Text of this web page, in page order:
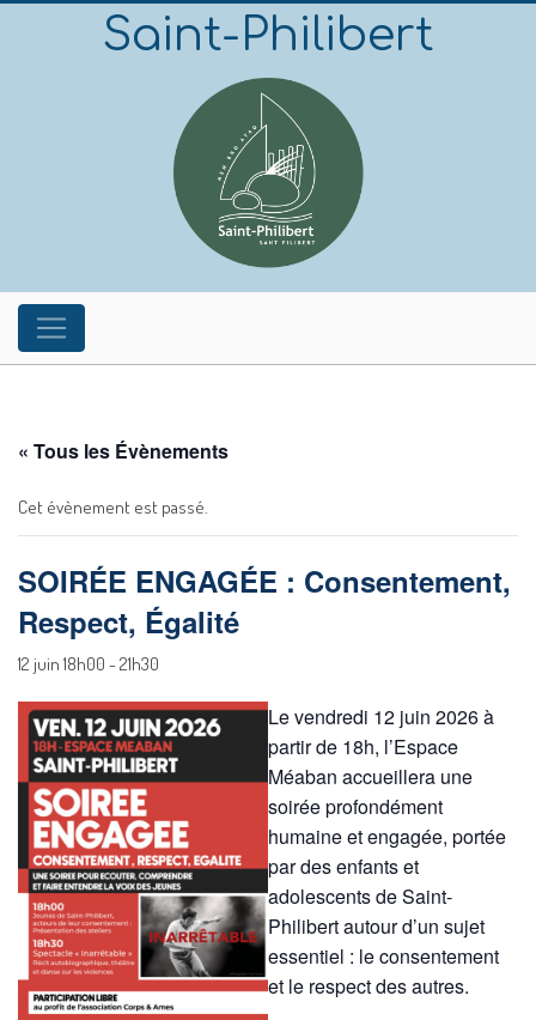
Saint-Philibert
« Tous les Évènements
Cet évènement est passé.
SOIRÉE ENGAGÉE : Consentement,
Respect, Égalité
12 juin 18h00 -21h30
Le vendredi 12 juin 2026 à
partir de 18h, l’Espace
Méaban accueillera une
soirée profondément
humaine et engagée, portée
par des enfants et
adolescents de Saint-
Philibert autour d’un sujet
essentiel : le consentement
et le respect des autres.